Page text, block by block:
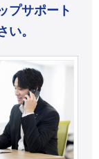
プサポート
い。